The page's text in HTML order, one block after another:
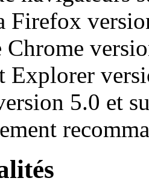
Firefox
Chrome
Explorer
5.0 et